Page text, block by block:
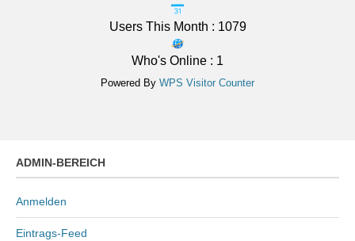
Users This Month : 1079
Who's Online : 1
Powered By WPS Visitor Counter
ADMIN-BEREICH
Anmelden
Eintrags-Feed